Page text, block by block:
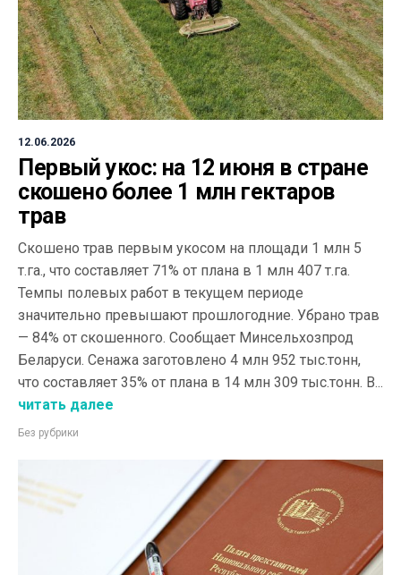
12.06.2026
Первый укос: на 12 июня в стране
скошено более 1 млн гектаров
трав
Скошено трав первым укосом на площади 1 млн 5
т.га., что составляет 71% от плана в 1 млн 407 т.га.
Темпы полевых работ в текущем периоде
значительно превышают прошлогодние. Убрано трав
— 84% от скошенного. Сообщает Минсельхозпрод
Беларуси. Сенажа заготовлено 4 млн 952 тыс.тонн,
что составляет 35% от плана в 14 млн 309 тыс.тонн. В...
читать далее
Без рубрики